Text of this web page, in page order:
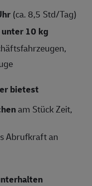
(ca. 8,5 Std/Tag)
10 kg
bietest
am Stück Zeit,
Abrufkraft an